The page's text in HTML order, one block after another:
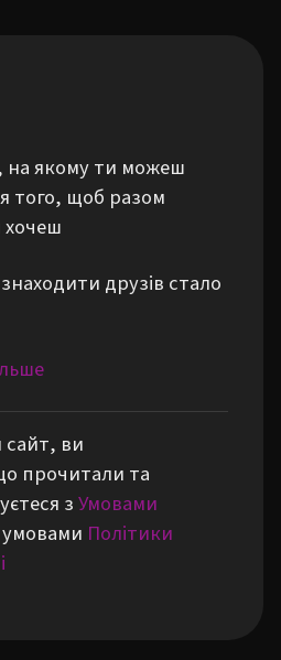
на якому ти можеш
того, щоб разом
друзів стало
ви
прочитали та
зУмовами
Політики